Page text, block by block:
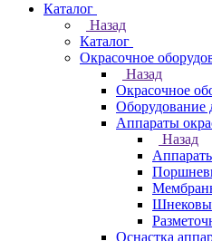
Каталог
Назад
Каталог
Окрасочное
Назад
Окрасочное
Оборудование
Аппараты
Назад
Оснастка